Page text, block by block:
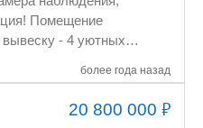
более года назад
20 800 000₽